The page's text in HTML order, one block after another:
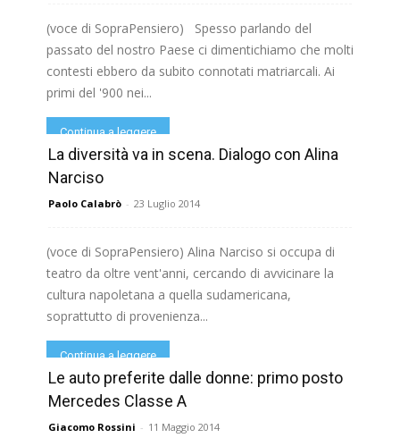
(voce di SopraPensiero) Spesso parlando del
passato del nostro Paese ci dimentichiamo che molti
contesti ebbero da subito connotati matriarcali. Ai
primi del '900 nei...
Continua a leggere
La diversità va in scena. Dialogo con Alina
Narciso
Paolo Calabrò - 23 Luglio 2014
(voce di SopraPensiero) Alina Narciso si occupa di
teatro da oltre vent'anni, cercando di avvicinare la
cultura napoletana a quella sudamericana,
soprattutto di provenienza...
Continua a leggere
Le auto preferite dalle donne: primo posto
Mercedes Classe A
Giacomo Rossini - 11 Maggio 2014